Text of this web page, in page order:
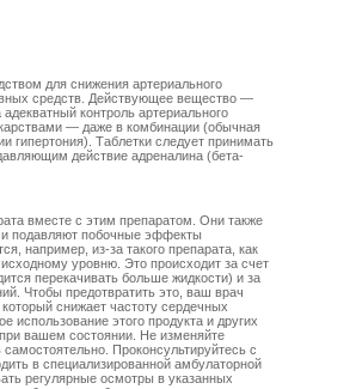
для снижения артериального
средств. Действующее вещество —
контроль артериального
— даже в комбинации (обычная
гипертония). Таблетки следует принимать
действие адреналина (бета-
вместе с этим препаратом. Они также
и подавляют побочные эффекты
например, из-за такого препарата, как
уровню. Это происходит за счет
перекачивать больше жидкости) и за
Чтобы предотвратить это, ваш врач
снижает частоту сердечных
использование этого продукта и других
вашем состоянии. Не изменяйте
Проконсультируйтесь с
в специализированной амбулаторной
регулярные осмотры в указанных